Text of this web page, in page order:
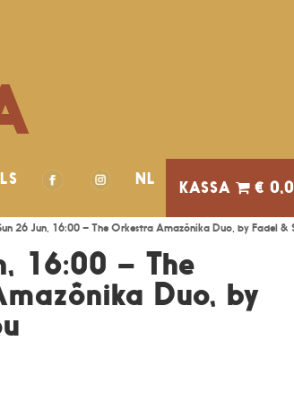
NL €
26 Jun, 16:00 – The Orkestra Amazônika Duo, by Fadel &
16:00 – The
Duo, by